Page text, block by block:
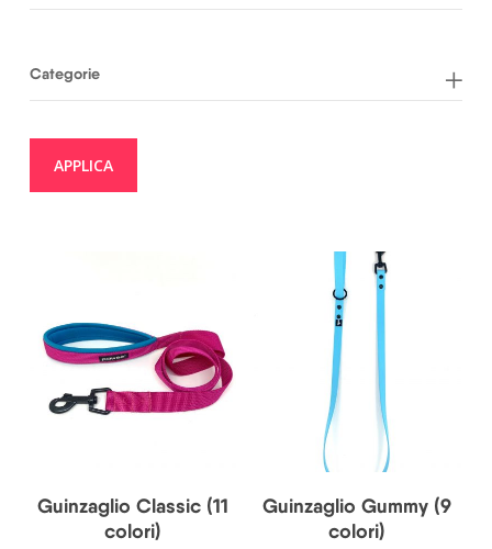
Categorie
APPLICA
19,50€
20,00€
Guinzaglio Classic (11
colori)
23,50 €
25,00
Guinzaglio Gummy (9
colori)